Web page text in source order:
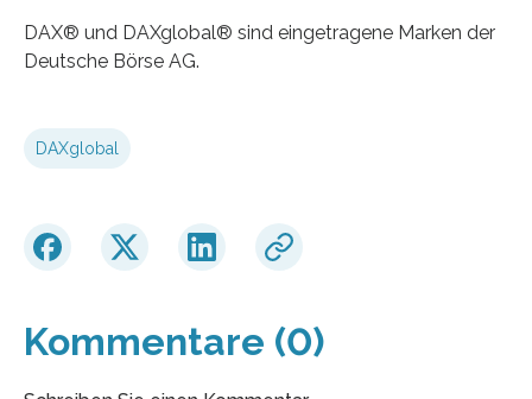
DAX® und DAXglobal® sind eingetragene Marken der
Deutsche Börse AG.
DAXglobal
Kommentare (0)